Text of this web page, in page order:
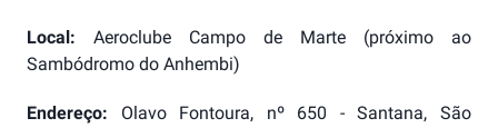
Local: Aeroclube Campo de Marte (próximo ao
Sambódromo do Anhembi)
Endereço: Olavo Fontoura, nº 650 - Santana, São